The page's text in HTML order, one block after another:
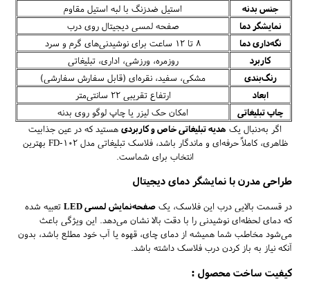
جنس بدنه
استیل ضدزنگ با لبه استیل مقاوم
نمایشگر دما
صفحه لمسی دیجیتال روی درب
نگه‌داری دما
۸ تا ۱۲ ساعت برای نوشیدنی‌های گرم و سرد
کاربرد
روزمره، ورزشی، اداری، تبلیغاتی
رنگ‌بندی
مشکی، سفید، نقره‌ای (قابل سفارش سفارشی)
ابعاد
ارتفاع تقریبی ۲۲ سانتی‌متر
چاپ تبلیغاتی
امکان حک لیزر یا چاپ لوگو روی بدنه
اگر به‌دنبال یک هدیه تبلیغاتی خاص و کاربردی هستید که در عین جذابیت
ظاهری، کاملاً حرفه‌ای و ماندگار باشد، فلاسک تبلیغاتی مدل FD-102 بهترین
انتخاب برای شماست.
طراحی مدرن با نمایشگر دمای دیجیتال
در قسمت بالایی درب این فلاسک، یک صفحه‌نمایش لمسی LED
تعبیه شده
که دمای لحظه‌ای نوشیدنی را با دقت بالا نشان می‌دهد. این ویژگی باعث
می‌شود مخاطب شما همیشه از دمای چای، قهوه یا آب خود مطلع باشد، بدون
آنکه نیاز به باز کردن درب فلاسک داشته باشد.
کیفیت ساخت محصول :